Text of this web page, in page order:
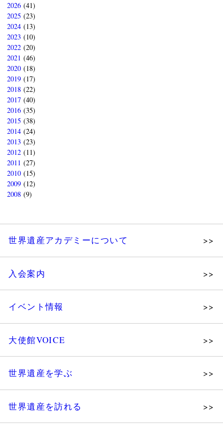
2026(41)
2025(23)
2024(13)
2023(10)
2022(20)
2021 (46)
2020(18)
2019(17)
2018(22)
2017(40)
2016(35)
2015(38)
2014(24)
2013(23)
2012(11)
2011 (27)
2010(15)
2009(12)
2008(9)
世界遺産アカデミーについて
組織図・役員
法人会員・協賛団体／公認団体
入会案内
イベント情報
展示会
ツアー情報
大使館VOICE
世界遺産を学ぶ
世界遺産を訪れる